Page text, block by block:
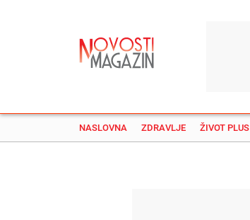
NASLOVNA ZDRAVLJE ŽIVOT PLUS